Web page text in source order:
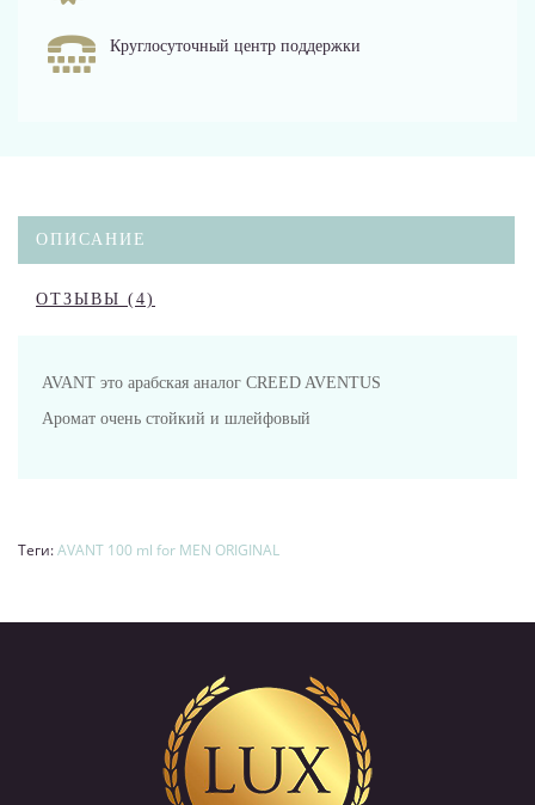
Круглосуточный центр поддержки
ОПИСАНИЕ
ОТЗЫВЫ (4)
AVANT это арабская аналог CREED AVENTUS
Аромат очень стойкий и шлейфовый
Теги:AVANT 100 ml for MEN ORIGINAL